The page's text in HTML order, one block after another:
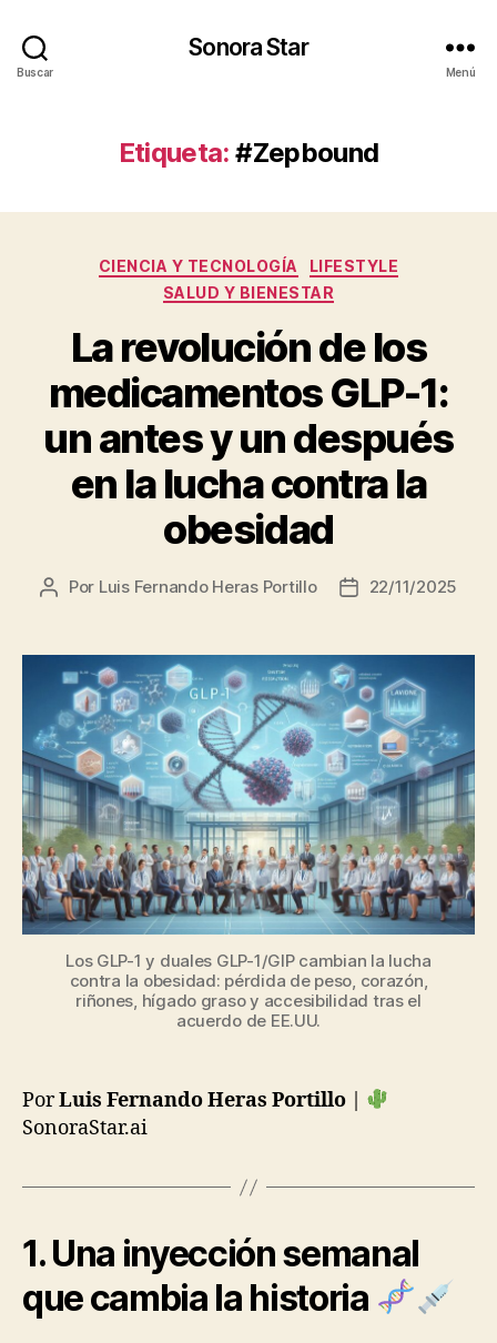
Buscar
Sonora Star
Menú
Etiqueta: #Zepbound
Categorías
CIENCIA Y TECNOLOGÍA
LIFESTYLE
SALUD Y BIENESTAR
La revolución de los
medicamentos GLP-1:
un antes y un después
en la lucha contra la
obesidad
Autor
entrada
Por Luis Fernando Heras Portillo
Fecha
entrada
22/11/2025
Los GLP-1 y duales GLP-1/GIP cambian la lucha
contra la obesidad: pérdida de peso, corazón,
riñones, hígado graso y accesibilidad tras el
acuerdo de EE.UU.
PorLuis Fernando Heras Portillo
SonoraStar.ai
1. Una inyección semanal
que cambia la historia